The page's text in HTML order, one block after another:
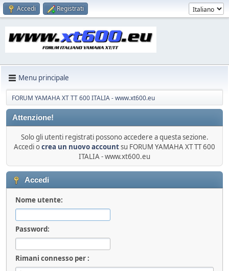
Accedi Registrati
Menu principale
FORUM YAMAHA XT TT 600 ITALIA - www.xt600.eu
Attenzione!
Solo gli utenti registrati possono accedere a questa sezione.
Accedi ocrea un nuovo accountsu FORUM YAMAHA XT TT 600
ITALIA - www.xt600.eu
Accedi
Nome utente:
Password:
Rimani connesso per :